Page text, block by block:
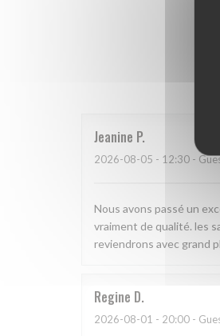
Jeanine P
2026-08-05 - 12:30 -
Nous avons passé un
vraiment de qualité. les
reviendrons avec grand
Regine D
2026-08-01 - 20:00 -